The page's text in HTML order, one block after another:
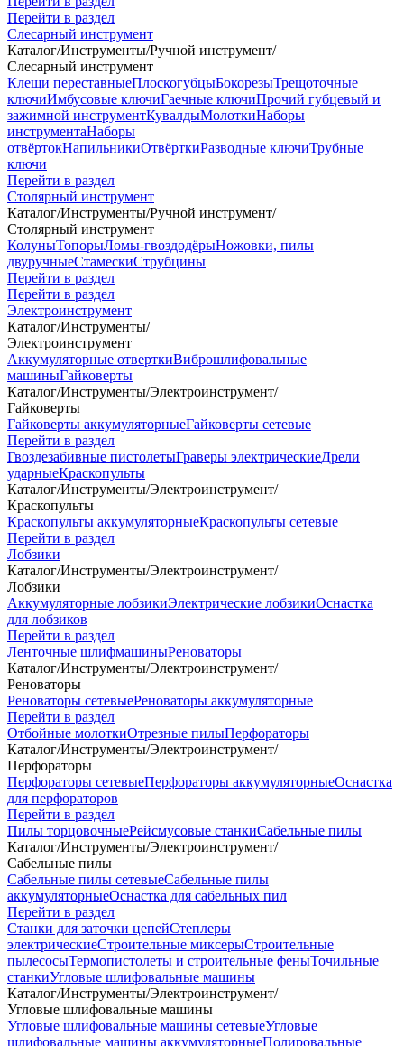
Перейти в раздел
Слесарный инструмент
Каталог/Инструменты/Ручной инструмент/
Слесарный инструмент
Клещи переставныеПлоскогубцыБокорезыТрещоточные
ключиИмбусовые ключиГаечные ключиПрочий губцевый и
зажимной инструментКувалдыМолоткиНаборы
инструментаНаборы
отвёртокНапильникиОтвёрткиРазводные ключиТрубные
ключи
Перейти в раздел
Столярный инструмент
Каталог/Инструменты/Ручной инструмент/
Столярный инструмент
КолуныТопорыЛомы-гвоздодёрыНожовки, пилы
двуручныеСтамескиСтрубцины
Перейти в раздел
Перейти в раздел
Электроинструмент
Каталог/Инструменты/
Электроинструмент
Аккумуляторные отверткиВиброшлифовальные
машиныГайковерты
Каталог/Инструменты/Электроинструмент/
Гайковерты
Гайковерты аккумуляторныеГайковерты сетевые
Перейти в раздел
Гвоздезабивные пистолетыГраверы электрическиеДрели
ударныеКраскопульты
Каталог/Инструменты/Электроинструмент/
Краскопульты
Краскопульты аккумуляторныеКраскопульты сетевые
Перейти в раздел
Лобзики
Каталог/Инструменты/Электроинструмент/
Лобзики
Аккумуляторные лобзикиЭлектрические лобзикиОснастка
для лобзиков
Перейти в раздел
Ленточные шлифмашиныРеноваторы
Каталог/Инструменты/Электроинструмент/
Реноваторы
Реноваторы сетевыеРеноваторы аккумуляторные
Перейти в раздел
Отбойные молоткиОтрезные пилыПерфораторы
Каталог/Инструменты/Электроинструмент/
Перфораторы
Перфораторы сетевыеПерфораторы аккумуляторныеОснастка
для перфораторов
Перейти в раздел
Пилы торцовочныеРейсмусовые станкиСабельные пилы
Каталог/Инструменты/Электроинструмент/
Сабельные пилы
Сабельные пилы сетевыеСабельные пилы
аккумуляторныеОснастка для сабельных пил
Перейти в раздел
Станки для заточки цепейСтеплеры
электрическиеСтроительные миксерыСтроительные
пылесосыТермопистолеты и строительные феныТочильные
станкиУгловые шлифовальные машины
Каталог/Инструменты/Электроинструмент/
Угловые шлифовальные машины
Угловые шлифовальные машины сетевыеУгловые
шлифовальные машины аккумуляторныеПолировальные